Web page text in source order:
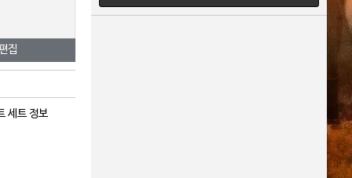
집
세트 정보